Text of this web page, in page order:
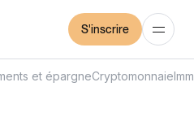
S'inscrire
et épargneCryptomonnaie